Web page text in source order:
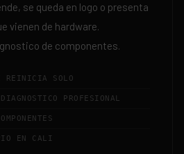
se queda en logo o presenta
vienen de hardware.
de componentes.
REINICIA SOLO
PROFESIONAL
EN CALI